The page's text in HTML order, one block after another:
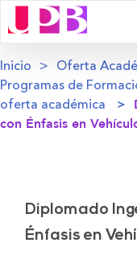
Inicio Oferta
Programas de
oferta académica
con Énfasis en
Diplomado
Énfasis en